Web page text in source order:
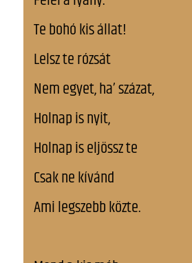
Te bohó kis állat!
Lelsz te rózsát
Nem egyet, ha’ százat,
Holnap is nyit,
Holnap is eljössz te
Csak ne kívánd
Ami legszebb közte.